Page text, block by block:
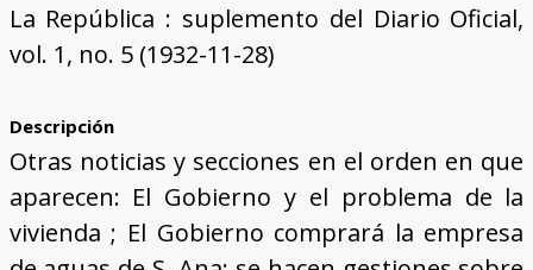
La República : suplemento del Diario Oficial,
vol. 1, no. 5 (1932-11-28)
Descripción
Otras noticias y secciones en el orden en que
aparecen: El Gobierno y el problema de la
vivienda ; El Gobierno comprará la empresa